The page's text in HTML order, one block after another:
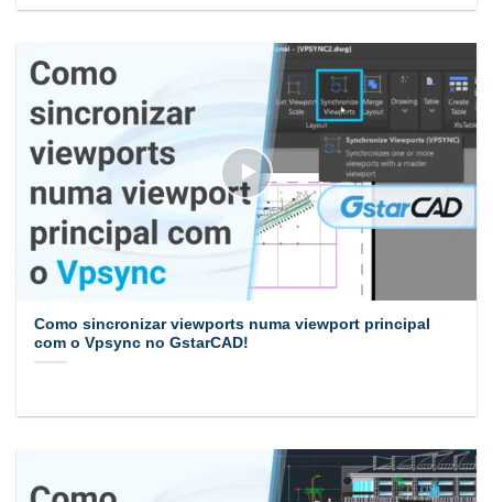
Como sincronizar viewports numa viewport principal
com o Vpsync no GstarCAD!